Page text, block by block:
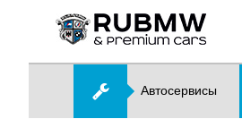
Автосервисы